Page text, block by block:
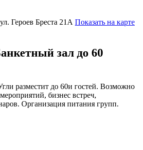
Героев Бреста 21А Показать на карте
зал до 60
разместит до 60и гостей. Возможно
бизнес встреч,
Организация питания групп.